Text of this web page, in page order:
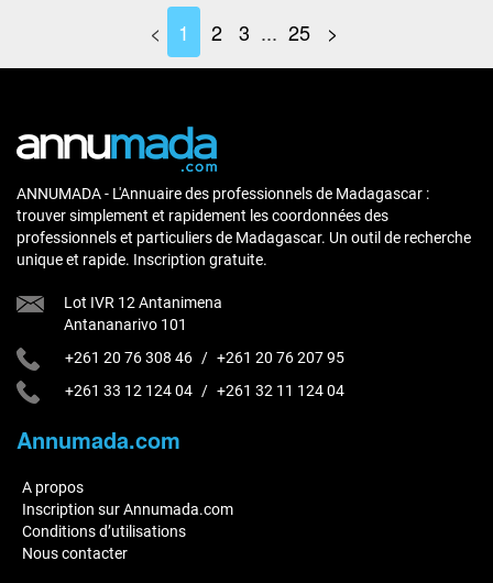
< 1 2 3 ... 25 >
ANNUMADA - L'Annuaire des professionnels de Madagascar :
trouver simplement et rapidement les coordonnées des
professionnels et particuliers de Madagascar. Un outil de recherche
unique et rapide. Inscription gratuite.
Lot IVR 12 Antanimena
Antananarivo 101
+261 20 76 308 46 / +261 20 76 207 95
+261 33 12 124 04 / +261 32 11 124 04
Annumada.com
A propos
Inscription sur Annumada.com
Conditions d’utilisations
Nous contacter